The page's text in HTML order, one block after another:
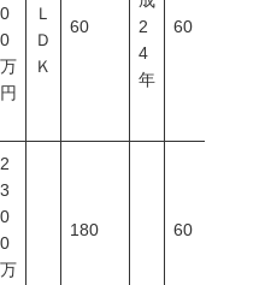
0
0
万
円
Ｌ
Ｄ
Ｋ
60
2
4
年
60
2
3
0
0
万
180 60